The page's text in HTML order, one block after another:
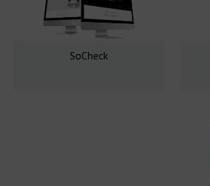
SoCheck